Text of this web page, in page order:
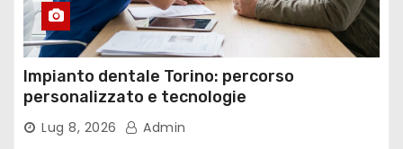
Impianto dentale Torino: percorso
personalizzato e tecnologie
Lug 8, 2026 Admin